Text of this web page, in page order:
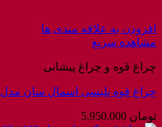
افزودن به علاقه مندی ها
مشاهده سریع
چراغ قوه و چراغ پیشانی
چراغ قوه پلیسی اسمال سان مدل ZY-T۱۸۱
تومان